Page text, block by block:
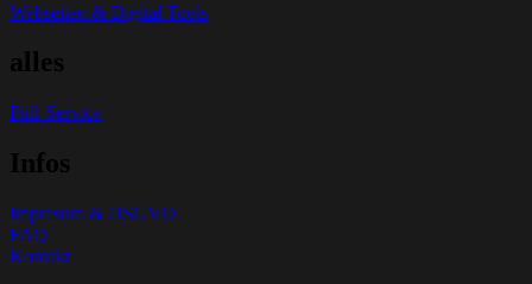
Webseiten & Digital Tools
alles
Full-Service
Infos
Impresum & DSGVO
FAQ
Kontakt